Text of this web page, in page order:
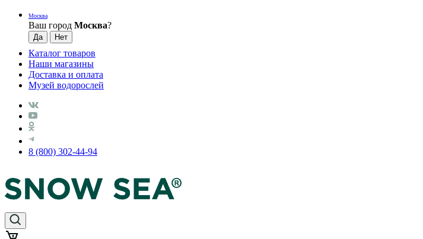
Москва
Ваш город Москва?
Каталог товаров
Наши магазины
Доставка и оплата
Музей водорослей
8 (800) 302-44-94